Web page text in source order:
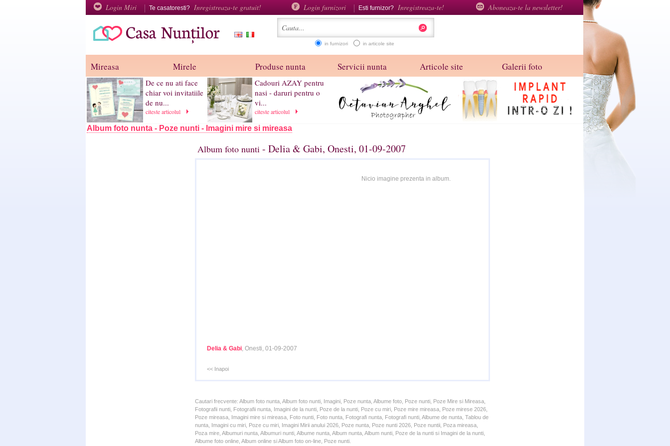
Login Miri Te casatoresti? Inregistreaza-te gratuit! Login furnizori Esti furnizor? Inregistreaza-te! Aboneaza-te la newsletter!
in furnizori in articole site
Mireasa Mirele Produse nunta Servicii nunta Articole site Galerii foto
De ce nu ati face
chiar voi invitatiile
de nu...
citeste articolul
Cadouri AZAY pentru
nasi - daruri pentru o
vi...
citeste articolul
Album foto nunta - Poze nunti - Imagini mire si mireasa
Album foto nunti - Delia & Gabi, Onesti, 01-09-2007
Nicio imagine prezenta in album.
Delia & Gabi, Onesti, 01-09-2007
<< Inapoi
Cautari frecvente: Album foto nunta, Album foto nunti, Imagini, Poze nunta, Albume foto, Poze nunti, Poze Mire si Mireasa,
Fotografii nunti, Fotografii nunta, Imagini de la nunti, Poze de la nunti, Poze cu miri, Poze mire mireasa, Poze mirese 2026,
Poze mireasa, Imagini mire si mireasa, Foto nunti, Foto nunta, Fotografi nunta, Fotografi nunti, Albume de nunta, Tablou de
nunta, Imagini cu miri, Poze cu miri, Imagini Mirii anului 2026, Poze nunta, Poze nunti 2026, Poze nuntii, Poza mireasa,
Poza mire, Albumuri nunta, Albumuri nunti, Albume nunta, Album nunta, Album nunti, Poze de la nunti si Imagini de la nunti,
Albume foto online, Album online si Album foto on-line, Poze nunti.